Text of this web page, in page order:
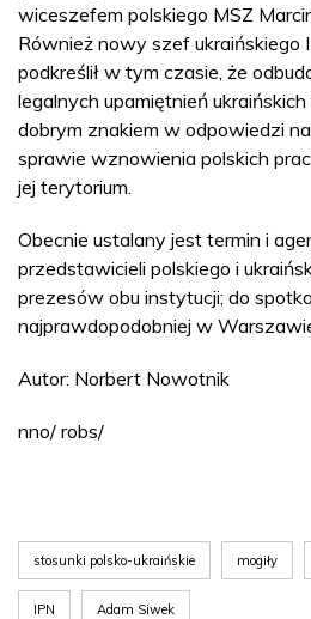
wiceszefem polskiego MSZ
Również nowy szef
podkreślił w tym czasie, że
legalnych upamiętnień
dobrym znakiem w odpowiedzi
sprawie wznowienia polskich
jej terytorium.
Obecnie ustalany jest termin i
przedstawicieli polskiego i
prezesów obu instytucji; do
najprawdopodobniej w
Autor: Norbert Nowotnik
nno/ robs/
stosunki polsko-ukraińskie mogiły
IPN Adam Siwek